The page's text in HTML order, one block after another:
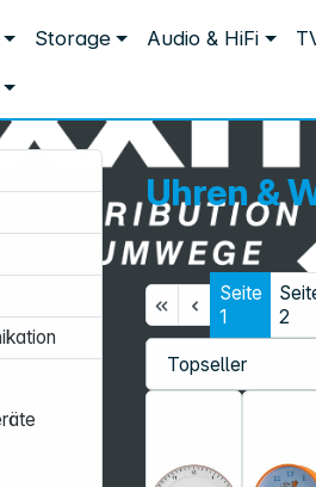
Storage Audio & HiFi
Uhren & Wecker
Uhren &
Seite
1
2